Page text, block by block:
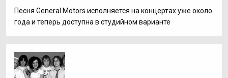
Песня General Motors исполняется на концертах уже около
года и теперь доступна в студийном варианте